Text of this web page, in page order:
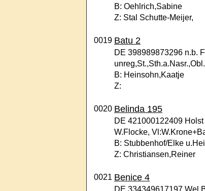
B: Oehlrich,Sabine
Z: Stal Schutte-Meijer,
0019 Batu 2
DE 398989873296 n.b.
B: Heinsohn,Kaatje
Z:
0020 Belinda 195
DE 421000122409 Holst
W.Flocke,
B: Stubbenhof/Elke
Z: Christiansen,Reiner
0021 Benice 4
DE 334349617197